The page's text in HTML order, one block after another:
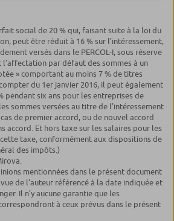
social de 20 % qui, faisant suite à la loi du
peut être réduit à 16 % sur l’intéressement,
versés dans le PERCOL-I, sous réserve
par défaut des sommes à un
» comportant au moins 7 % de titres
du 1er janvier 2016, il peut également
pendant six ans pour les entreprises de
sommes versées au titre de l’intéressement
de premier accord, ou de nouvel accord
accord. Et hors taxe sur les salaires pour les
taxe, conformément aux dispositions de
des impôts.)
mentionnées dans le présent document
de l’auteur référencé à la date indiquée et
Il n’y aucune garantie que les
à ceux prévus dans le présent